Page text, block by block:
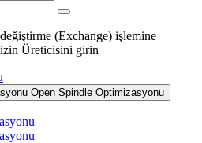
değiştirme (Exchange) işlemine
Üreticisini girin
Open Spindle Optimizasyonu